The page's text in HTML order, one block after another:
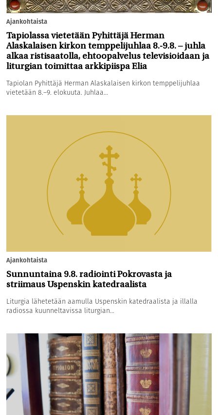
Ajankohtaista
Tapiolassa vietetään Pyhittäjä Herman
Alaskalaisen kirkon temppelijuhlaa 8.-9.8. – juhla
alkaa ristisaatolla, ehtoopalvelus televisioidaan ja
liturgian toimittaa arkkipiispa Elia
Tapiolan Pyhittäjä Herman Alaskalaisen kirkon temppelijuhlaa
vietetään 8.–9. elokuuta. Juhlaa...
Ajankohtaista
Sunnuntaina 9.8. radiointi Pokrovasta ja
striimaus Uspenskin katedraalista
Liturgia lähetetään aamulla Uspenskin katedraalista ja illalla
radiossa kuunneltavissa liturgian...